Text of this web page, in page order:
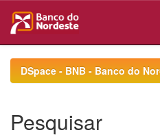
navigationDSpace - BNB - Banco do
Pesquisar